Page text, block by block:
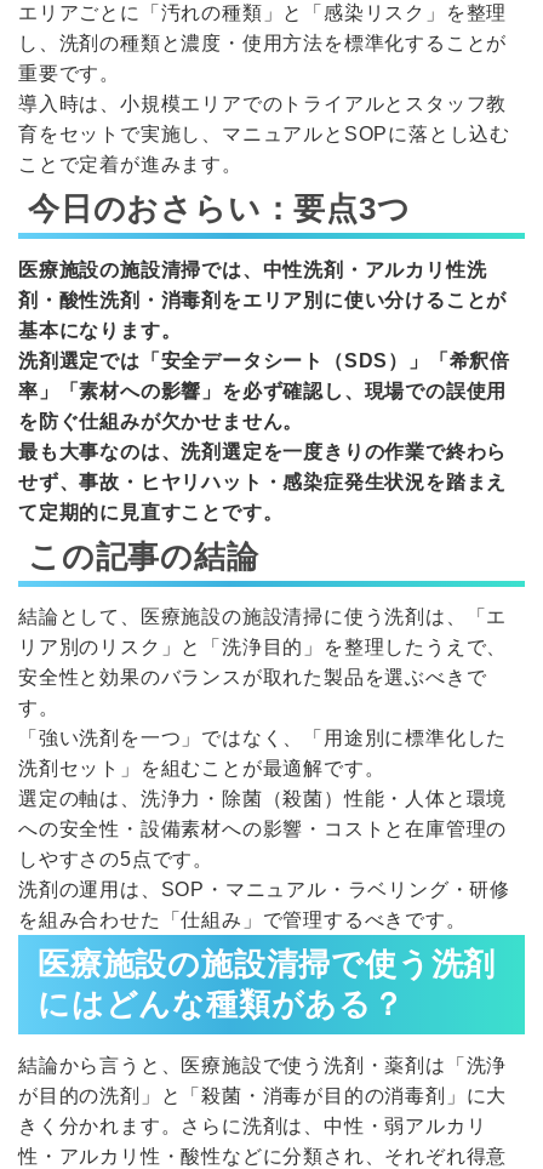
エリアごとに「汚れの種類」と「感染リスク」を整理
し、洗剤の種類と濃度・使用方法を標準化することが
重要です。
導入時は、小規模エリアでのトライアルとスタッフ教
育をセットで実施し、マニュアルとSOPに落とし込む
ことで定着が進みます。
今日のおさらい：要点3つ
医療施設の施設清掃では、中性洗剤・アルカリ性洗
剤・酸性洗剤・消毒剤をエリア別に使い分けることが
基本になります。
洗剤選定では「安全データシート（SDS）」「希釈倍
率」「素材への影響」を必ず確認し、現場での誤使用
を防ぐ仕組みが欠かせません。
最も大事なのは、洗剤選定を一度きりの作業で終わら
せず、事故・ヒヤリハット・感染症発生状況を踏まえ
て定期的に見直すことです。
この記事の結論
結論として、医療施設の施設清掃に使う洗剤は、「エ
リア別のリスク」と「洗浄目的」を整理したうえで、
安全性と効果のバランスが取れた製品を選ぶべきで
す。
「強い洗剤を一つ」ではなく、「用途別に標準化した
洗剤セット」を組むことが最適解です。
選定の軸は、洗浄力・除菌（殺菌）性能・人体と環境
への安全性・設備素材への影響・コストと在庫管理の
しやすさの5点です。
洗剤の運用は、SOP・マニュアル・ラベリング・研修
を組み合わせた「仕組み」で管理するべきです。
医療施設の施設清掃で使う洗剤
にはどんな種類がある？
結論から言うと、医療施設で使う洗剤・薬剤は「洗浄
が目的の洗剤」と「殺菌・消毒が目的の消毒剤」に大
きく分かれます。さらに洗剤は、中性・弱アルカリ
性・アルカリ性・酸性などに分類され、それぞれ得意